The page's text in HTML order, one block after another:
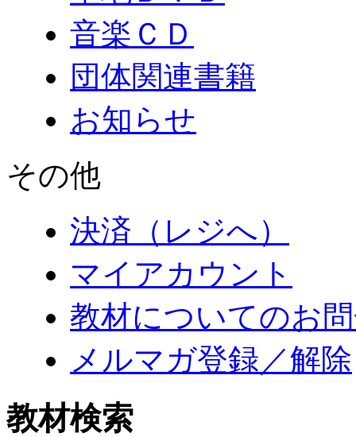
音楽ＣＤ
団体関連書籍
お知らせ
その他
決済（レジへ）
マイアカウント
教材についてのお
メルマガ登録／解除
教材検索